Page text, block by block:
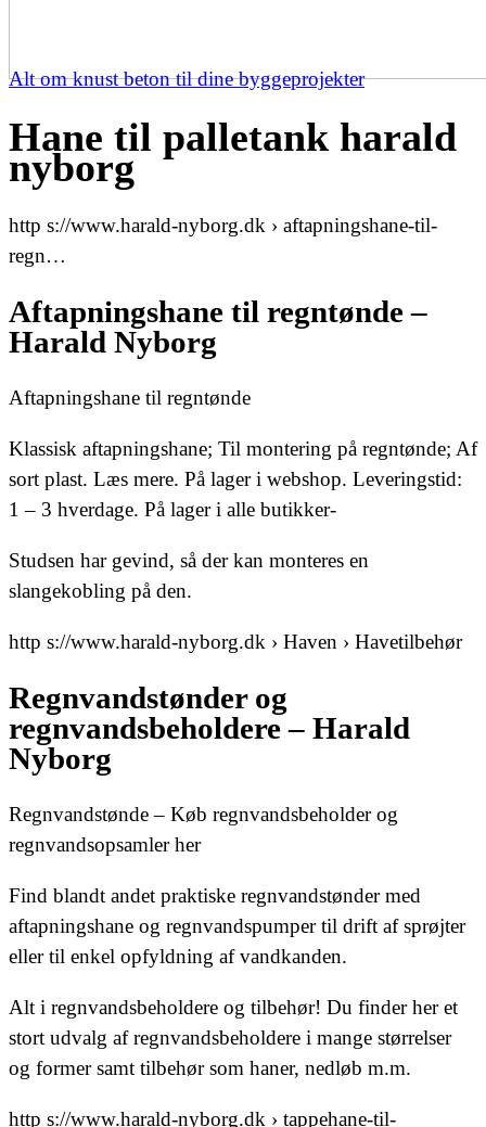
Alt om knust beton til dine byggeprojekter
Hane til palletank harald
nyborg
http s://www.harald-nyborg.dk › aftapningshane-til-
regn…
Aftapningshane til regntønde –
Harald Nyborg
Aftapningshane til regntønde
Klassisk aftapningshane; Til montering på regntønde; Af
sort plast. Læs mere. På lager i webshop. Leveringstid:
1 – 3 hverdage. På lager i alle butikker-
Studsen har gevind, så der kan monteres en
slangekobling på den.
http s://www.harald-nyborg.dk › Haven › Havetilbehør
Regnvandstønder og
regnvandsbeholdere – Harald
Nyborg
Regnvandstønde – Køb regnvandsbeholder og
regnvandsopsamler her
Find blandt andet praktiske regnvandstønder med
aftapningshane og regnvandspumper til drift af sprøjter
eller til enkel opfyldning af vandkanden.
Alt i regnvandsbeholdere og tilbehør! Du finder her et
stort udvalg af regnvandsbeholdere i mange størrelser
og former samt tilbehør som haner, nedløb m.m.
http s://www.harald-nyborg.dk › tappehane-til-